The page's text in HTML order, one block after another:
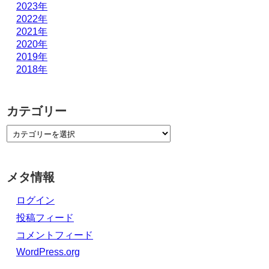
2023年
2022年
2021年
2020年
2019年
2018年
カテゴリー
メタ情報
ログイン
投稿フィード
コメントフィード
WordPress.org